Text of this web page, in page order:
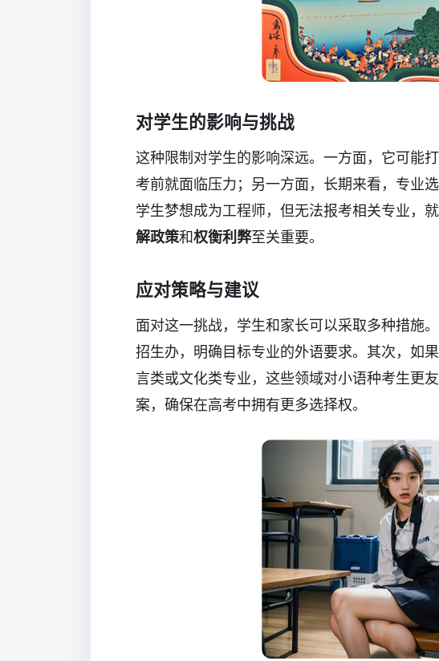
对学生的影响与挑战
这种限制对学生的影响深远。一方面，它可能
考前就面临压力；另一方面，长期来看，专业
学生梦想成为工程师，但无法报考相关专业，
解政策和权衡利弊至关重要。
应对策略与建议
面对这一挑战，学生和家长可以采取多种措施
招生办，明确目标专业的外语要求。其次，如
言类或文化类专业，这些领域对小语种考生更
案，确保在高考中拥有更多选择权。